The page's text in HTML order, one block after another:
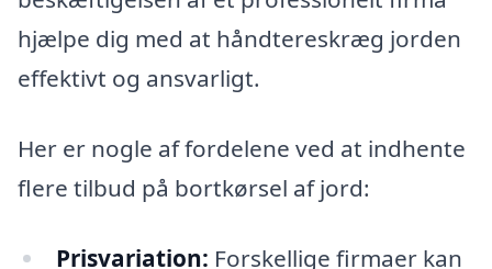
hjælpe dig med at håndtereskræg jorden
effektivt og ansvarligt.
Her er nogle af fordelene ved at indhente
flere tilbud på bortkørsel af jord:
Prisvariation: Forskellige firmaer kan